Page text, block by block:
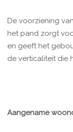
De voorziening
het pand zorgt
en geeft het
de verticaliteit die
Aangename